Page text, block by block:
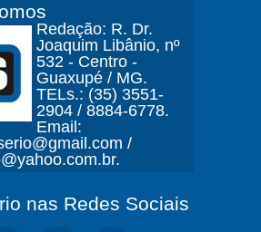
Redação: R. Dr.
Joaquim Libânio, nº
532 - Centro -
Guaxupé / MG.
TELs.: (35) 3551-
2904 / 8884-6778.
Email:
/
nas Redes Sociais